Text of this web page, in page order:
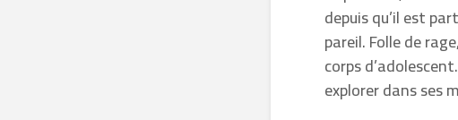
depuis qu’il est
pareil. Folle de
corps
explorer dans ses